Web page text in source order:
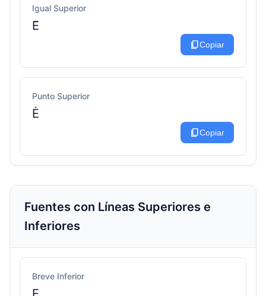
Igual Superior
E͂
content_copyCopiar
Punto Superior
Ė
content_copyCopiar
Fuentes con Líneas Superiores e
Inferiores
Breve Inferior